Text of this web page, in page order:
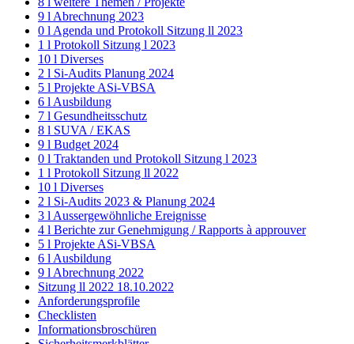
9 l Abrechnung 2023
0 l Agenda und Protokoll Sitzung ll 2023
1 l Protokoll Sitzung l 2023
10 l Diverses
2 l Si-Audits Planung 2024
5 l Projekte ASi-VBSA
6 l Ausbildung
7 l Gesundheitsschutz
8 l SUVA / EKAS
9 l Budget 2024
0 l Traktanden und Protokoll Sitzung l 2023
1 l Protokoll Sitzung ll 2022
10 l Diverses
2 l Si-Audits 2023 & Planung 2024
3 l Aussergewöhnliche Ereignisse
4 l Berichte zur Genehmigung / Rapports à approuver
5 l Projekte ASi-VBSA
6 l Ausbildung
9 l Abrechnung 2022
Sitzung ll 2022 18.10.2022
Anforderungsprofile
Checklisten
Informationsbroschüren